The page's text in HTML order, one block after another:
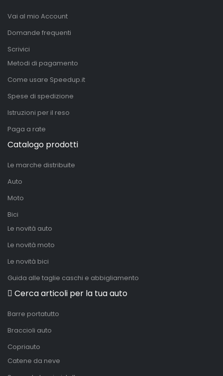
Vai al mio Account
Domande frequenti
Scrivici
Metodi di pagamento
Come usare Speedup.it
Spese di spedizione
Istruzioni per il reso
Paga a rate
Catalogo prodotti
Le marche distribuite
Auto
Moto
Bici
Le novità auto
Le novità moto
Le novità bici
Guida alle taglie caschi e abbigliamento
Cerca articoli per la tua auto
Barre portatutto
Braccioli auto
Copriauto
Catene da neve